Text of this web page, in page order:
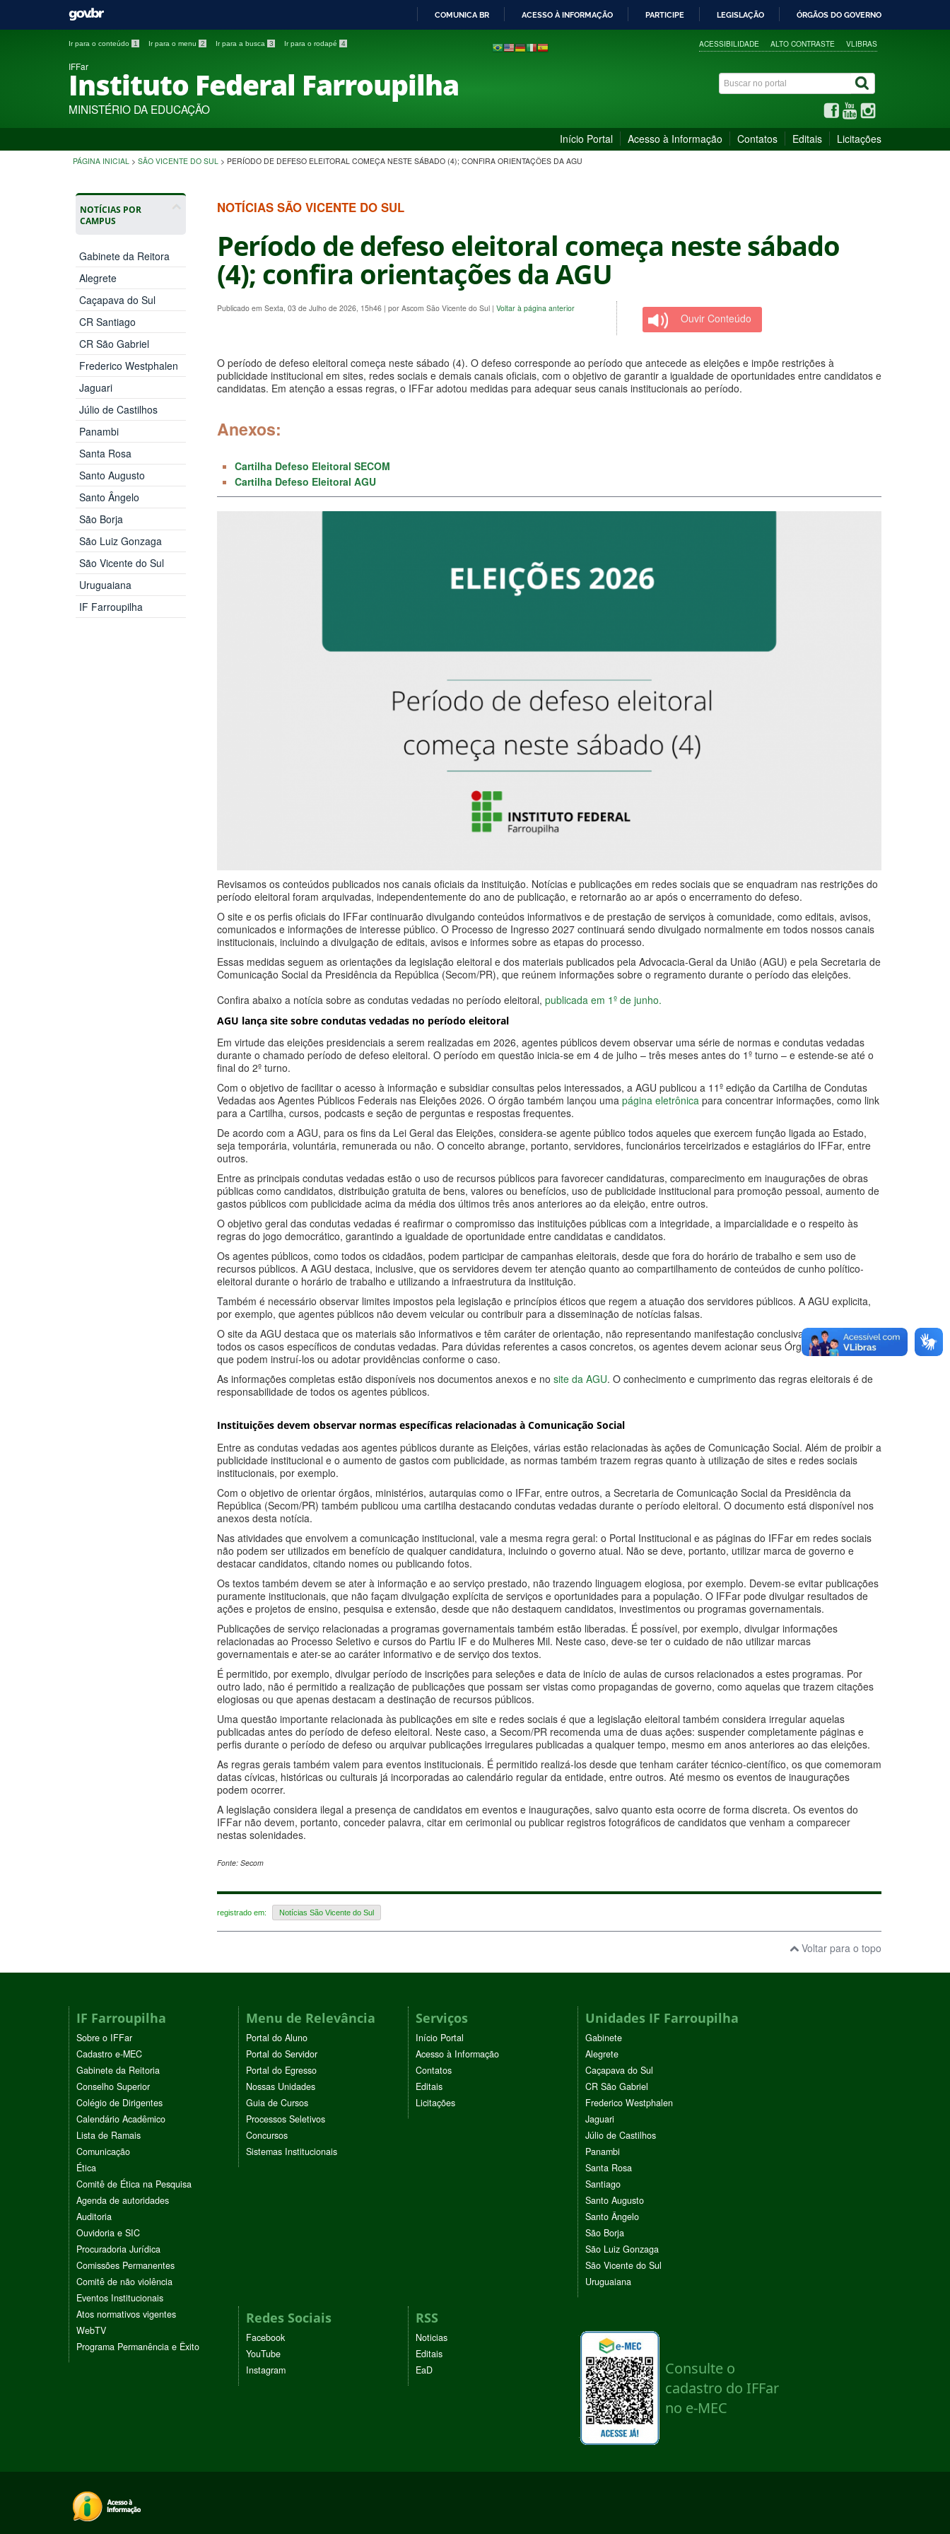
PARA
COMUNICA BR ACESSO À INFORMAÇÃO PARTICIPE LEGISLAÇÃO ÓRGÃOS DO GOVERNO
Ir para o conteúdo 1 Ir para o menu 2 Ir para a busca 3 Ir para o rodapé 4 ACESSIBILIDADE ALTO CONTRASTE VLIBRAS
IFFar
Instituto Federal Farroupilha
MINISTÉRIO DA EDUCAÇÃO
Início Portal Acesso à Informação Contatos Editais Licitações
PÁGINA INICIAL > SÃO VICENTE DO SUL > PERÍODO DE DEFESO ELEITORAL COMEÇA NESTE SÁBADO (4); CONFIRA ORIENTAÇÕES DA AGU
NOTÍCIAS POR
CAMPUS
Gabinete da Reitora
Alegrete
Caçapava do Sul
CR Santiago
CR São Gabriel
Frederico Westphalen
Jaguari
Júlio de Castilhos
Panambi
Santa Rosa
Santo Augusto
Santo Ângelo
São Borja
São Luiz Gonzaga
São Vicente do Sul
Uruguaiana
IF Farroupilha
NOTÍCIAS SÃO VICENTE DO SUL
Período de defeso eleitoral começa neste sábado
(4); confira orientações da AGU
Publicado em Sexta, 03 de Julho de 2026, 15h46 | por Ascom São Vicente do Sul | Voltar à página anterior
Ouvir Conteúdo
O período de defeso eleitoral começa neste sábado (4). O defeso corresponde ao período que antecede as eleições e impõe restrições à
publicidade institucional em sites, redes sociais e demais canais oficiais, com o objetivo de garantir a igualdade de oportunidades entre candidatos e
candidatas. Em atenção a essas regras, o IFFar adotou medidas para adequar seus canais institucionais ao período.
Anexos:
Cartilha Defeso Eleitoral SECOM
Cartilha Defeso Eleitoral AGU
Revisamos os conteúdos publicados nos canais oficiais da instituição. Notícias e publicações em redes sociais que se enquadram nas restrições do
período eleitoral foram arquivadas, independentemente do ano de publicação, e retornarão ao ar após o encerramento do defeso.
O site e os perfis oficiais do IFFar continuarão divulgando conteúdos informativos e de prestação de serviços à comunidade, como editais, avisos,
comunicados e informações de interesse público. O Processo de Ingresso 2027 continuará sendo divulgado normalmente em todos nossos canais
institucionais, incluindo a divulgação de editais, avisos e informes sobre as etapas do processo.
Essas medidas seguem as orientações da legislação eleitoral e dos materiais publicados pela Advocacia-Geral da União (AGU) e pela Secretaria de
Comunicação Social da Presidência da República (Secom/PR), que reúnem informações sobre o regramento durante o período das eleições.
Confira abaixo a notícia sobre as condutas vedadas no período eleitoral, publicada em 1º de junho.
AGU lança site sobre condutas vedadas no período eleitoral
Em virtude das eleições presidenciais a serem realizadas em 2026, agentes públicos devem observar uma série de normas e condutas vedadas
durante o chamado período de defeso eleitoral. O período em questão inicia-se em 4 de julho – três meses antes do 1º turno – e estende-se até o
final do 2º turno.
Com o objetivo de facilitar o acesso à informação e subsidiar consultas pelos interessados, a AGU publicou a 11º edição da Cartilha de Condutas
Vedadas aos Agentes Públicos Federais nas Eleições 2026. O órgão também lançou uma página eletrônica para concentrar informações, como link
para a Cartilha, cursos, podcasts e seção de perguntas e respostas frequentes.
De acordo com a AGU, para os fins da Lei Geral das Eleições, considera-se agente público todos aqueles que exercem função ligada ao Estado,
seja temporária, voluntária, remunerada ou não. O conceito abrange, portanto, servidores, funcionários terceirizados e estagiários do IFFar, entre
outros.
Entre as principais condutas vedadas estão o uso de recursos públicos para favorecer candidaturas, comparecimento em inaugurações de obras
públicas como candidatos, distribuição gratuita de bens, valores ou benefícios, uso de publicidade institucional para promoção pessoal, aumento de
gastos públicos com publicidade acima da média dos últimos três anos anteriores ao da eleição, entre outros.
O objetivo geral das condutas vedadas é reafirmar o compromisso das instituições públicas com a integridade, a imparcialidade e o respeito às
regras do jogo democrático, garantindo a igualdade de oportunidade entre candidatas e candidatos.
Os agentes públicos, como todos os cidadãos, podem participar de campanhas eleitorais, desde que fora do horário de trabalho e sem uso de
recursos públicos. A AGU destaca, inclusive, que os servidores devem ter atenção quanto ao compartilhamento de conteúdos de cunho político-
eleitoral durante o horário de trabalho e utilizando a infraestrutura da instituição.
Também é necessário observar limites impostos pela legislação e princípios éticos que regem a atuação dos servidores públicos. A AGU explicita,
por exemplo, que agentes públicos não devem veicular ou contribuir para a disseminação de notícias falsas.
O site da AGU destaca que os materiais são informativos e têm caráter de orientação, não representando manifestação conclusiva da AGU sobre
todos os casos específicos de condutas vedadas. Para dúvidas referentes a casos concretos, os agentes devem acionar seus Órgãos Consultivos,
que podem instruí-los ou adotar providências conforme o caso.
As informações completas estão disponíveis nos documentos anexos e no site da AGU. O conhecimento e cumprimento das regras eleitorais é de
responsabilidade de todos os agentes públicos.
Instituições devem observar normas específicas relacionadas à Comunicação Social
Entre as condutas vedadas aos agentes públicos durante as Eleições, várias estão relacionadas às ações de Comunicação Social. Além de proibir a
publicidade institucional e o aumento de gastos com publicidade, as normas também trazem regras quanto à utilização de sites e redes sociais
institucionais, por exemplo.
Com o objetivo de orientar órgãos, ministérios, autarquias como o IFFar, entre outros, a Secretaria de Comunicação Social da Presidência da
República (Secom/PR) também publicou uma cartilha destacando condutas vedadas durante o período eleitoral. O documento está disponível nos
anexos desta notícia.
Nas atividades que envolvem a comunicação institucional, vale a mesma regra geral: o Portal Institucional e as páginas do IFFar em redes sociais
não podem ser utilizados em benefício de qualquer candidatura, incluindo o governo atual. Não se deve, portanto, utilizar marca de governo e
destacar candidatos, citando nomes ou publicando fotos.
Os textos também devem se ater à informação e ao serviço prestado, não trazendo linguagem elogiosa, por exemplo. Devem-se evitar publicações
puramente institucionais, que não façam divulgação explícita de serviços e oportunidades para a população. O IFFar pode divulgar resultados de
ações e projetos de ensino, pesquisa e extensão, desde que não destaquem candidatos, investimentos ou programas governamentais.
Publicações de serviço relacionadas a programas governamentais também estão liberadas. É possível, por exemplo, divulgar informações
relacionadas ao Processo Seletivo e cursos do Partiu IF e do Mulheres Mil. Neste caso, deve-se ter o cuidado de não utilizar marcas
governamentais e ater-se ao caráter informativo e de serviço dos textos.
É permitido, por exemplo, divulgar período de inscrições para seleções e data de início de aulas de cursos relacionados a estes programas. Por
outro lado, não é permitido a realização de publicações que possam ser vistas como propagandas de governo, como aquelas que trazem citações
elogiosas ou que apenas destacam a destinação de recursos públicos.
Uma questão importante relacionada às publicações em site e redes sociais é que a legislação eleitoral também considera irregular aquelas
publicadas antes do período de defeso eleitoral. Neste caso, a Secom/PR recomenda uma de duas ações: suspender completamente páginas e
perfis durante o período de defeso ou arquivar publicações irregulares publicadas a qualquer tempo, mesmo em anos anteriores ao das eleições.
As regras gerais também valem para eventos institucionais. É permitido realizá-los desde que tenham caráter técnico-científico, os que comemoram
datas cívicas, históricas ou culturais já incorporadas ao calendário regular da entidade, entre outros. Até mesmo os eventos de inaugurações
podem ocorrer.
A legislação considera ilegal a presença de candidatos em eventos e inaugurações, salvo quanto esta ocorre de forma discreta. Os eventos do
IFFar não devem, portanto, conceder palavra, citar em cerimonial ou publicar registros fotográficos de candidatos que venham a comparecer
nestas solenidades.
Fonte: Secom
registrado em: Notícias São Vicente do Sul
Voltar para o topo
IF Farroupilha
Sobre o IFFar
Cadastro e-MEC
Gabinete da Reitoria
Conselho Superior
Colégio de Dirigentes
Calendário Acadêmico
Lista de Ramais
Comunicação
Ética
Comitê de Ética na Pesquisa
Agenda de autoridades
Auditoria
Ouvidoria e SIC
Procuradoria Jurídica
Comissões Permanentes
Comitê de não violência
Eventos Institucionais
Atos normativos vigentes
WebTV
Programa Permanência e Êxito
Menu de Relevância
Portal do Aluno
Portal do Servidor
Portal do Egresso
Nossas Unidades
Guia de Cursos
Processos Seletivos
Concursos
Sistemas Institucionais
Serviços
Início Portal
Acesso à Informação
Contatos
Editais
Licitações
Unidades IF Farroupilha
Gabinete
Alegrete
Caçapava do Sul
CR São Gabriel
Frederico Westphalen
Jaguari
Júlio de Castilhos
Panambi
Santa Rosa
Santiago
Santo Augusto
Santo Ângelo
São Borja
São Luiz Gonzaga
São Vicente do Sul
Uruguaiana
Redes Sociais
Facebook
YouTube
Instagram
RSS
Noticias
Editais
EaD